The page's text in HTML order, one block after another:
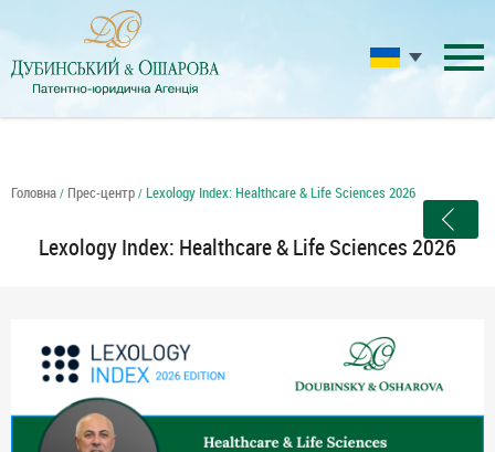
Головна / Прес-центр / Lexology Index: Healthcare & Life Sciences 2026
Lexology Index: Healthcare & Life Sciences 2026